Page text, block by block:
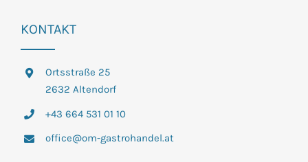
KONTAKT
Ortsstraße 25
2632 Altendorf
+43 664 531 01 10
office@om-gastrohandel.at